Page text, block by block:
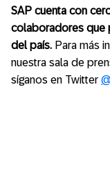
SAP cuenta con
colaboradores que
del país. Para más
nuestra sala de
síganos en Twitter